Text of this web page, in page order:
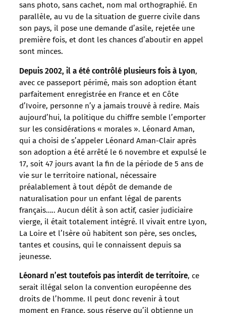
sans photo, sans cachet, nom mal orthographié. En
parallèle, au vu de la situation de guerre civile dans
son pays, il pose une demande d’asile, rejetée une
première fois, et dont les chances d’aboutir en appel
sont minces.
Depuis 2002, il a été contrôlé plusieurs fois à Lyon,
avec ce passeport périmé, mais son adoption étant
parfaitement enregistrée en France et en Côte
d’Ivoire, personne n’y a jamais trouvé à redire. Mais
aujourd’hui, la politique du chiffre semble l’emporter
sur les considérations « morales ». Léonard Aman,
qui a choisi de s’appeler Léonard Aman-Clair après
son adoption a été arrêté le 6 novembre et expulsé le
17, soit 47 jours avant la fin de la période de 5 ans de
vie sur le territoire national, nécessaire
préalablement à tout dépôt de demande de
naturalisation pour un enfant légal de parents
français….. Aucun délit à son actif, casier judiciaire
vierge, il était totalement intégré. Il vivait entre Lyon,
La Loire et l’Isère où habitent son père, ses oncles,
tantes et cousins, qui le connaissent depuis sa
jeunesse.
Léonard n’est toutefois pas interdit de territoire, ce
serait illégal selon la convention européenne des
droits de l’homme. Il peut donc revenir à tout
moment en France, sous réserve qu’il obtienne un